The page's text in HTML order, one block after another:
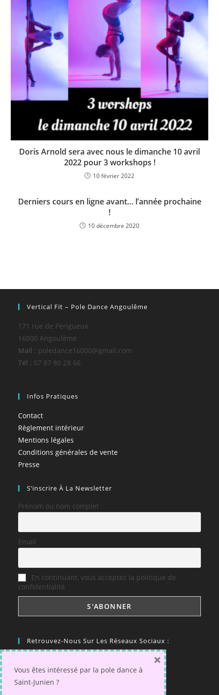
Doris Arnold sera avec nous le dimanche 10 avril
2022 pour 3 workshops !
10 février 2022
Derniers cours en ligne avant… l’année prochaine
!
10 décembre 2020
Vertical Fit – Pole Dance Angoulême
171 rue de Périgueux
16000 Angoulême
Mail : poledance16000@gmail.com
Tél : 07 87 80 28 66
Infos Pratiques
Contact
Règlement intérieur
Mentions légales
Conditions générales de vente
Presse
S’inscrire À La Newsletter
Prénom ou nom complet
Email
En continuant, vous acceptez la politique de
confidentialité
Retrouvez-Nous Sur Les Réseaux Sociaux :
Vous êtes intéressé par la pole dance à
Saint-Junien ?
×